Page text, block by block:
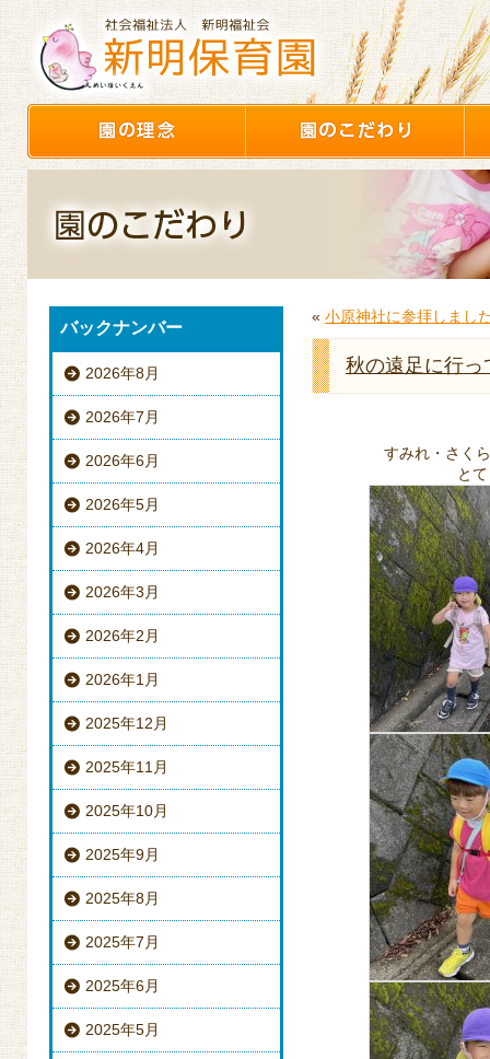
バックナンバー
2026年8月
2026年7月
2026年6月
2026年5月
2026年4月
2026年3月
2026年2月
2026年1月
2025年12月
2025年11月
2025年10月
2025年9月
2025年8月
2025年7月
2025年6月
2025年5月
« 小原神社に参拝しまし
秋の遠足に行っ
すみれ・さく
と